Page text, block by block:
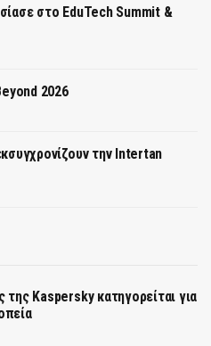
στο EduTech Summit &
2026
την Intertan
Kaspersky κατηγορείται για